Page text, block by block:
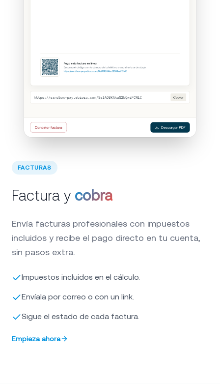
FACTURAS
Factura y cobra
Envía facturas profesionales con impuestos
incluidos y recibe el pago directo en tu cuenta,
sin pasos extra.
Impuestos incluidos en el cálculo.
Envíala por correo o con un link.
Sigue el estado de cada factura.
Empieza ahora